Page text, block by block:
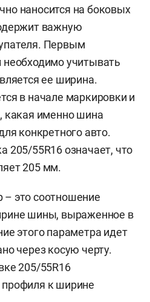
наносится на боковых
важную
Первым
учитывать
ее ширина.
в начале маркировки и
какая именно шина
конкретного авто.
205/55R16 означает, что
205 мм.
это соотношение
шины, выраженное в
этого параметра идет
через косую черту.
205/55R16
к ширине